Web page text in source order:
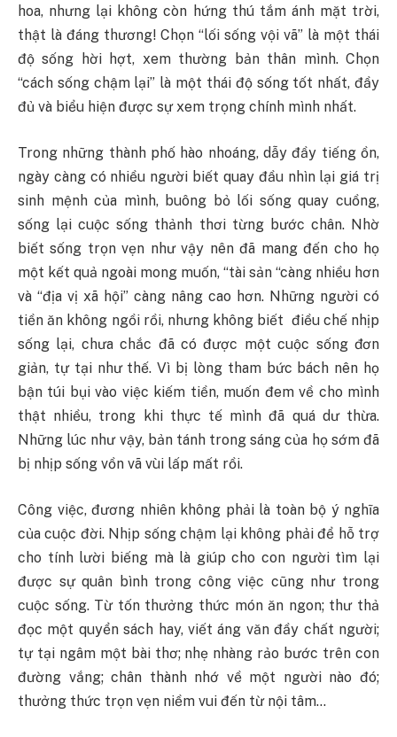
hoa, nhưng lại không còn hứng thú tắm ánh mặt trời,
thật là đáng thương! Chọn “lối sống vội vã” là một thái
độ sống hời hợt, xem thường bản thân mình. Chọn
“cách sống chậm lại” là một thái độ sống tốt nhất, đầy
đủ và biểu hiện được sự xem trọng chính mình nhất.
Trong những thành phố hào nhoáng, dẫy đầy tiếng ồn,
ngày càng có nhiều người biết quay đầu nhìn lại giá trị
sinh mệnh của mình, buông bỏ lối sống quay cuồng,
sống lại cuộc sống thảnh thơi từng bước chân. Nhờ
biết sống trọn vẹn như vậy nên đã mang đến cho họ
một kết quả ngoài mong muốn, “tài sản “càng nhiều hơn
và “địa vị xã hội” càng nâng cao hơn. Những người có
tiền ăn không ngồi rồi, nhưng không biết điều chế nhịp
sống lại, chưa chắc đã có được một cuộc sống đơn
giản, tự tại như thế. Vì bị lòng tham bức bách nên họ
bận túi bụi vào việc kiếm tiền, muốn đem về cho mình
thật nhiều, trong khi thực tế mình đã quá dư thừa.
Những lúc như vậy, bản tánh trong sáng của họ sớm đã
bị nhịp sống vồn vã vùi lấp mất rồi.
Công việc, đương nhiên không phải là toàn bộ ý nghĩa
của cuộc đời. Nhịp sống chậm lại không phải để hỗ trợ
cho tính lười biếng mà là giúp cho con người tìm lại
được sự quân bình trong công việc cũng như trong
cuộc sống. Từ tốn thưởng thức món ăn ngon; thư thả
đọc một quyển sách hay, viết áng văn đầy chất người;
tự tại ngâm một bài thơ; nhẹ nhàng rảo bước trên con
đường vắng; chân thành nhớ về một người nào đó;
thưởng thức trọn vẹn niềm vui đến từ nội tâm…